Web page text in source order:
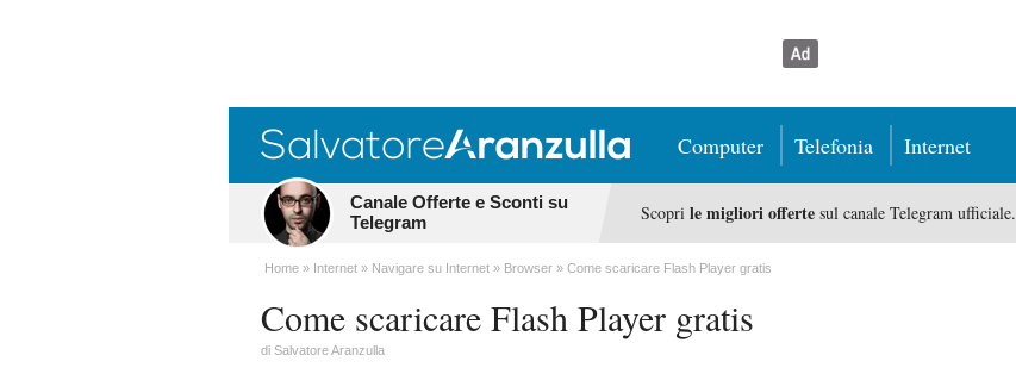
Computer Telefonia Internet
Canale Offerte e Sconti su
Telegram
Scopri le migliori offertesul canale Telegram ufficiale.
Home Internet Navigare su Internet Browser Come scaricare Flash Player gratis
Come scaricare Flash Player gratis
di Salvatore Aranzulla